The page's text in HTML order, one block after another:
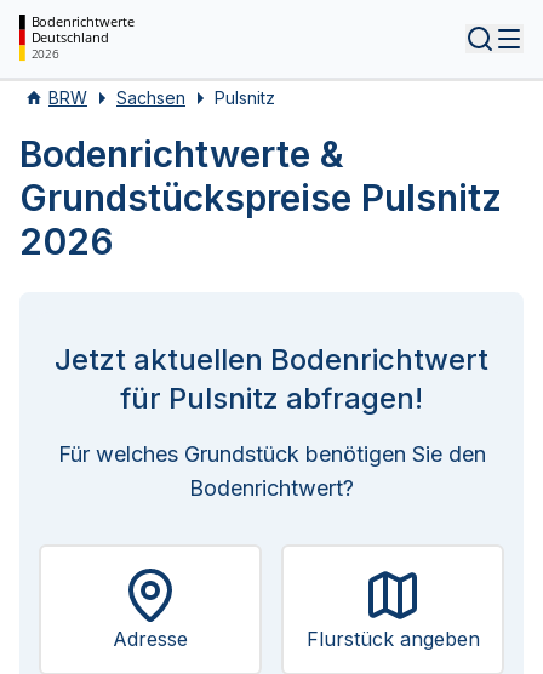
Bodenrichtwerte
Deutschland
2026
BRW Sachsen Pulsnitz
Bodenrichtwerte &
Grundstückspreise Pulsnitz
2026
Jetzt aktuellen Bodenrichtwert
für Pulsnitz abfragen!
Für welches Grundstück benötigen Sie den
Bodenrichtwert?
Adresse Flurstück angeben